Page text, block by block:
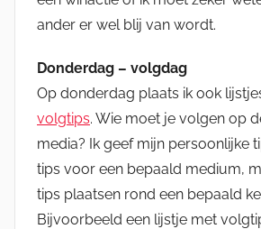
ander er wel blij van wordt.
Donderdag – volgdag
Op donderdag plaats ik ook
volgtips. Wie moet je volgen op
media? Ik geef mijn persoonlijke
tips voor een bepaald medium,
tips plaatsen rond een bepaald
Bijvoorbeeld een lijstje met